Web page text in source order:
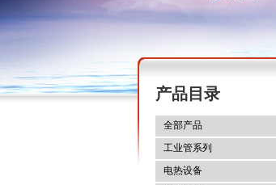
产品目录
全部产品
工业管系列
电热设备